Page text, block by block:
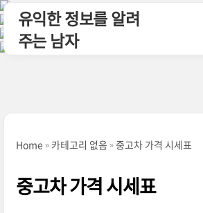
본문 바로가기
유익한 정보를 알려
주는 남자
Home 카테고리 없음 중고차 가격 시세표
중고차 가격 시세표